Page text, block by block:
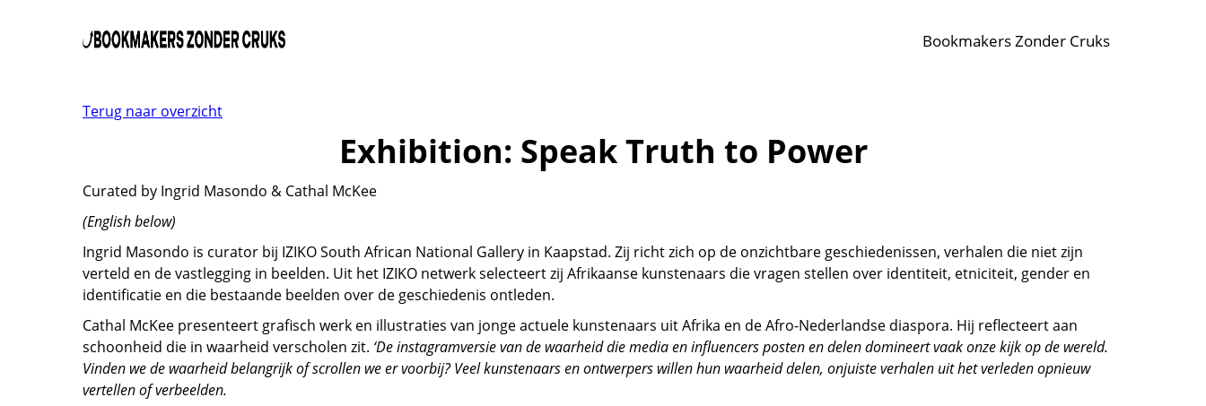
Bookmakers Zonder Cruks
Terug naar overzicht
Exhibition: Speak Truth to Power
Curated by Ingrid Masondo & Cathal McKee
(English below)
Ingrid Masondo is curator bij IZIKO South African National Gallery in Kaapstad. Zij richt zich op de onzichtbare geschiedenissen, verhalen die niet zijn
verteld en de vastlegging in beelden. Uit het IZIKO netwerk selecteert zij Afrikaanse kunstenaars die vragen stellen over identiteit, etniciteit, gender en
identificatie en die bestaande beelden over de geschiedenis ontleden.
Cathal McKee presenteert grafisch werk en illustraties van jonge actuele kunstenaars uit Afrika en de Afro-Nederlandse diaspora. Hij reflecteert aan
schoonheid die in waarheid verscholen zit. ‘De instagramversie van de waarheid die media en influencers posten en delen domineert vaak onze kijk op de wereld.
Vinden we de waarheid belangrijk of scrollen we er voorbij? Veel kunstenaars en ontwerpers willen hun waarheid delen, onjuiste verhalen uit het verleden opnieuw
vertellen of verbeelden.